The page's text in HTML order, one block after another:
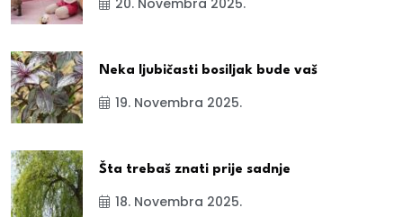
Neka ljubičasti bosiljak bude vaš
19. Novembra 2025.
Šta trebaš znati prije sadnje
18. Novembra 2025.